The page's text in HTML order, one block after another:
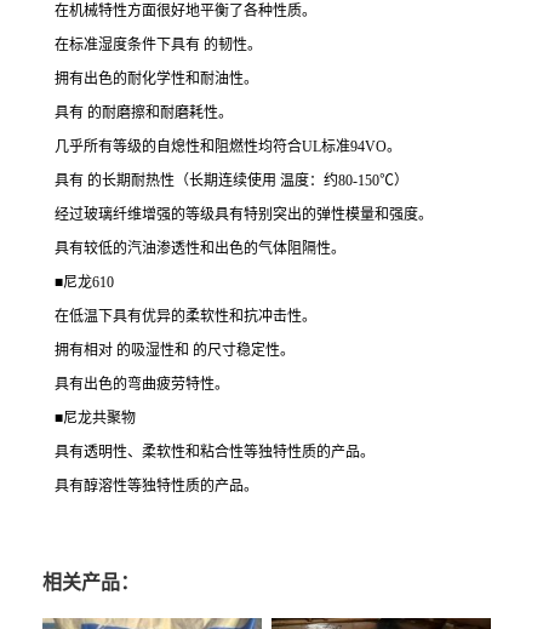
在机械特性方面很好地平衡了各种性质。
在标准湿度条件下具有 的韧性。
拥有出色的耐化学性和耐油性。
具有 的耐磨擦和耐磨耗性。
几乎所有等级的自熄性和阻燃性均符合UL标准94VO。
具有 的长期耐热性（长期连续使用 温度：约80-150℃）
经过玻璃纤维增强的等级具有特别突出的弹性模量和强度。
具有较低的汽油渗透性和出色的气体阻隔性。
■尼龙610
在低温下具有优异的柔软性和抗冲击性。
拥有相对 的吸湿性和 的尺寸稳定性。
具有出色的弯曲疲劳特性。
■尼龙共聚物
具有透明性、柔软性和粘合性等独特性质的产品。
具有醇溶性等独特性质的产品。
相关产品：